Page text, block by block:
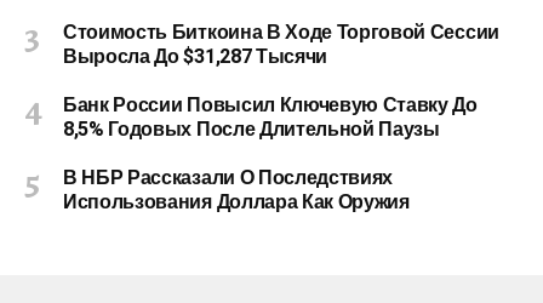
Стоимость Биткоина В Ходе Торговой Сессии
Выросла До $31,287 Тысячи
Банк России Повысил Ключевую Ставку До
8,5% Годовых После Длительной Паузы
В НБР Рассказали О Последствиях
Использования Доллара Как Оружия